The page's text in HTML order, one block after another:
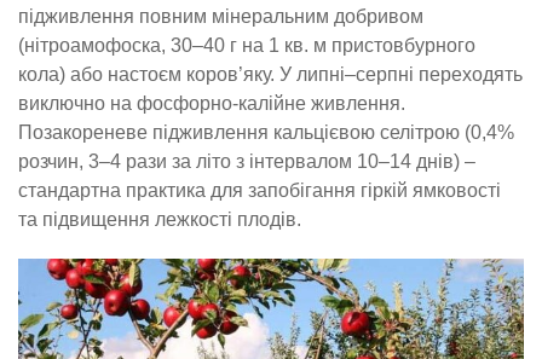
підживлення повним мінеральним добривом
(нітроамофоска, 30–40 г на 1 кв. м пристовбурного
кола) або настоєм коров’яку. У липні–серпні переходять
виключно на фосфорно-калійне живлення.
Позакореневе підживлення кальцієвою селітрою (0,4%
розчин, 3–4 рази за літо з інтервалом 10–14 днів) –
стандартна практика для запобігання гіркій ямковості
та підвищення лежкості плодів.